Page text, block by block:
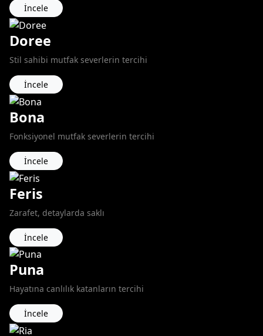
İncele
Doree
Stil sahibi mutfak severlerin tercihi
İncele
Bona
Fonksiyonel mutfak severlerin tercihi
İncele
Feris
Zarafet, detaylarda saklı
İncele
Puna
Hayatına canlılık katanların tercihi
İncele